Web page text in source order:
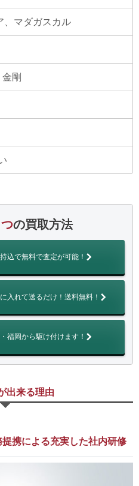
、マダガスカル
剛
つの買取方法
込で無料で査定が可能！
入れて送るだけ！送料無料！
福岡から駆け付けます！
出来る理由
携による充実した社内研修